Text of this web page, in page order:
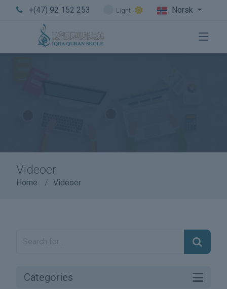
+(47) 92 152 253 Light Norsk
Videoer
Home Videoer
Categories